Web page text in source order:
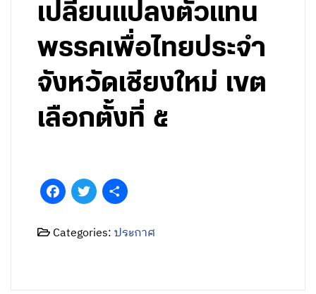
เปลี่ยนแปลงตัวแทน
พรรคเพื่อไทยประจำ
จังหวัดเชียงใหม่ เขต
เลือกตั้งที่ ๕
FacebookTwitter
Categories:ประกาศ